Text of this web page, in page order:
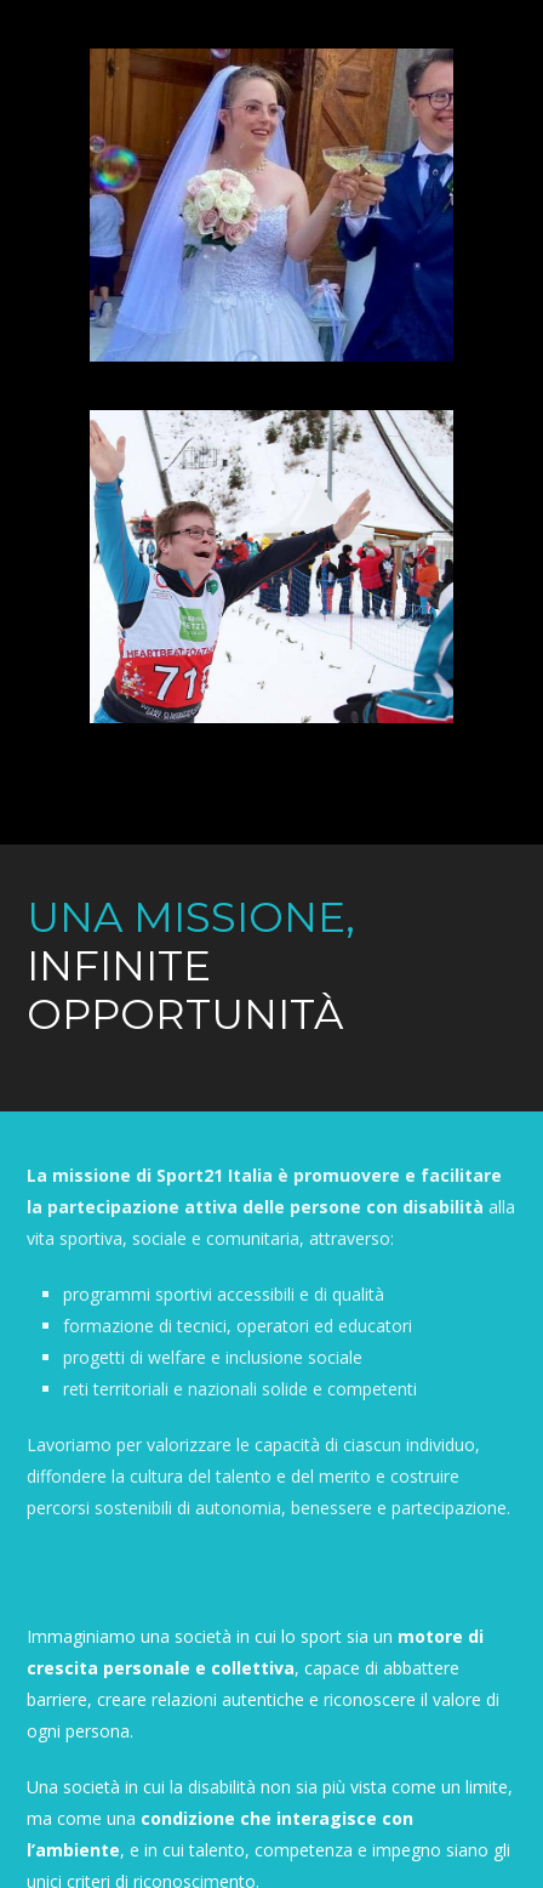
NELLA VITA
Sport21 Italia sostiene le persone con
disabilità, favorendo loro la possibilità di
emergere nella società. Lavora per
l’autonomia di persone con disabilità
intellettive-relazionali.
NELLO SPORT
Sport21 Italia sostiene le persone con
disabilità anche attraverso lo sport e
l’attività fisica-motoria. Base
fondamentale di riscatto e integrazione
moderna oltre che di puro benessere
psico-fisico.
UNA MISSIONE,
INFINITE
OPPORTUNITÀ
La missione di Sport21 Italia è promuovere e facilitare
la partecipazione attiva delle persone con disabilità alla
vita sportiva, sociale e comunitaria, attraverso:
programmi sportivi accessibili e di qualità
formazione di tecnici, operatori ed educatori
progetti di welfare e inclusione sociale
reti territoriali e nazionali solide e competenti
Lavoriamo per valorizzare le capacità di ciascun individuo,
diffondere la cultura del talento e del merito e costruire
percorsi sostenibili di autonomia, benessere e partecipazione.
Immaginiamo una società in cui lo sport sia un motore di
crescita personale e collettiva, capace di abbattere
barriere, creare relazioni autentiche e riconoscere il valore di
ogni persona.
Una società in cui la disabilità non sia più vista come un limite,
ma come una condizione che interagisce con
l’ambiente, e in cui talento, competenza e impegno siano gli
unici criteri di riconoscimento.